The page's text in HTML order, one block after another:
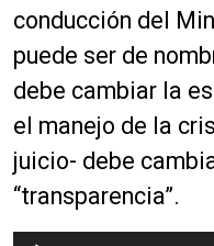
u
d
i
d
u
c
o
d
conducción del
puede ser de
debe cambiar la
el manejo de la
juicio- debe
“transparencia”.